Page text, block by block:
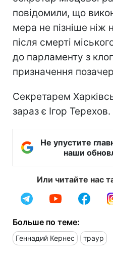
повідомили, що
мера не пізніше ніж
після смерті
до парламенту з
призначення
Секретарем
зараз є Ігор Терехов.
Не упустите
наши
Или читайте нас
Больше по теме:
Геннадий Кернес траур